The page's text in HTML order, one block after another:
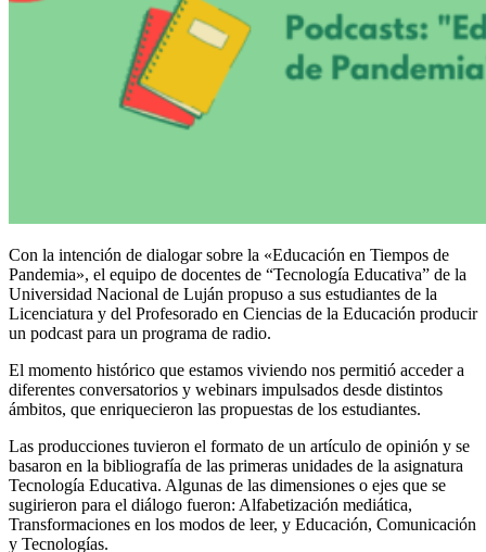
Con la intención de dialogar sobre la «Educación en Tiempos de
Pandemia», el equipo de docentes de “Tecnología Educativa” de la
Universidad Nacional de Luján propuso a sus estudiantes de la
Licenciatura y del Profesorado en Ciencias de la Educación producir
un podcast para un programa de radio.
El momento histórico que estamos viviendo nos permitió acceder a
diferentes conversatorios y webinars impulsados desde distintos
ámbitos, que enriquecieron las propuestas de los estudiantes.
Las producciones tuvieron el formato de un artículo de opinión y se
basaron en la bibliografía de las primeras unidades de la asignatura
Tecnología Educativa. Algunas de las dimensiones o ejes que se
sugirieron para el diálogo fueron: Alfabetización mediática,
Transformaciones en los modos de leer, y Educación, Comunicación
y Tecnologías.